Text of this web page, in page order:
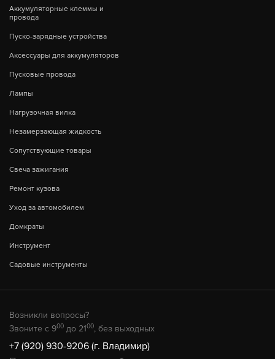
Аккумуляторные клеммы и
провода
Пуско-зарядные устройства
Аксессуары для аккумуляторов
Пусковые провода
Лампы
Нагрузочная вилка
Незамерзающая жидкость
Сопутствующие товары
Свеча зажигания
Ремонт кузова
Уход за автомобилем
Домкраты
Инструмент
Садовые инструменты
Возникли вопросы?
Звоните с 900 до 2100, без выходных
+7 (920) 930-9206 (г. Владимир)